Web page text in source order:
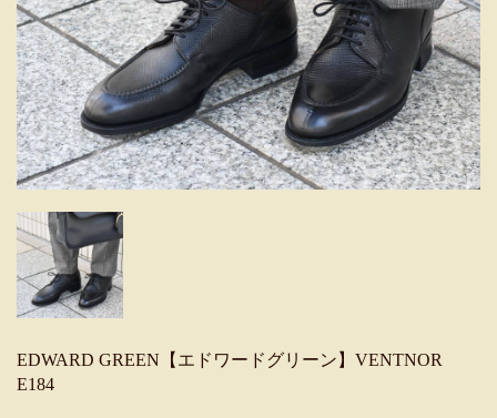
EDWARD GREEN【エドワードグリーン】VENTNOR
E184